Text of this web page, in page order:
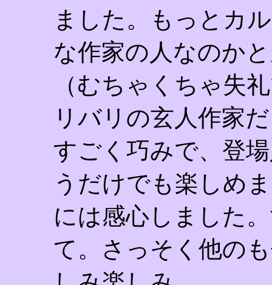
ました。もっとカ
な作家の人なのか
（むちゃくちゃ失
リバリの玄人作家
すごく巧みで、登
うだけでも楽しめ
には感心しました
て。さっそく他の